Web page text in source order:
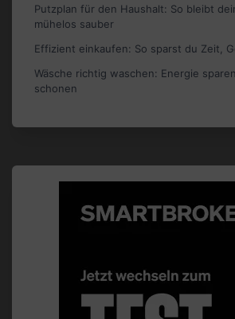
Putzplan für den Haushalt: So bleibt
mühelos sauber
Effizient einkaufen: So sparst du Zeit,
Wäsche richtig waschen: Energie
schonen